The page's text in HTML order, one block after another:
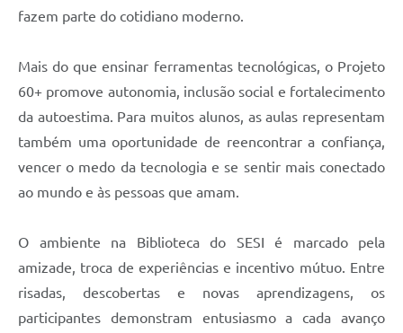
fazem parte do cotidiano moderno.
Mais do que ensinar ferramentas tecnológicas, o Projeto
60+ promove autonomia, inclusão social e fortalecimento
da autoestima. Para muitos alunos, as aulas representam
também uma oportunidade de reencontrar a confiança,
vencer o medo da tecnologia e se sentir mais conectado
ao mundo e às pessoas que amam.
O ambiente na Biblioteca do SESI é marcado pela
amizade, troca de experiências e incentivo mútuo. Entre
risadas, descobertas e novas aprendizagens, os
participantes demonstram entusiasmo a cada avanço